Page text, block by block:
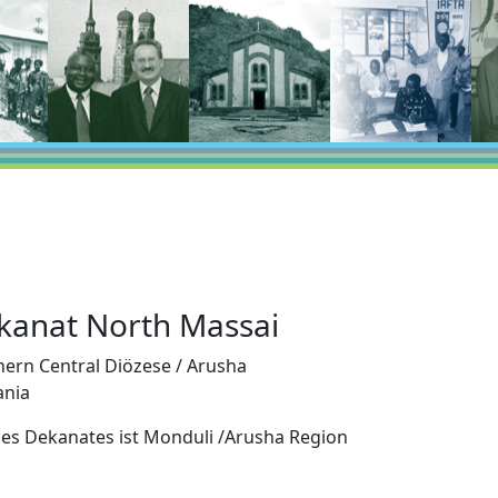
North Massai
Central Diözese / Arusha
Dekanates ist Monduli /Arusha Region